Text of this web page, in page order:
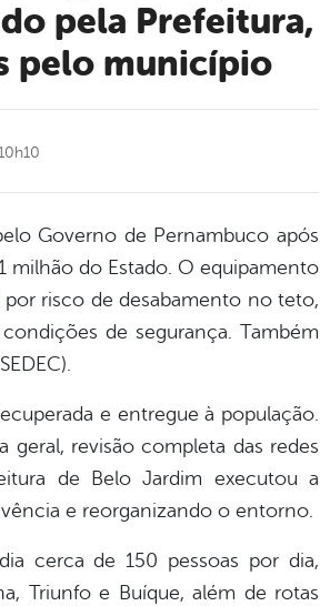
pela Prefeitura,
pelo município
Governo de Pernambuco após
milhão do Estado. O equipamento
risco de desabamento no teto,
de segurança. Também
e entregue à população.
revisão completa das redes
de Belo Jardim executou a
e reorganizando o entorno.
cerca de 150 pessoas por dia,
Triunfo e Buíque, além de rotas